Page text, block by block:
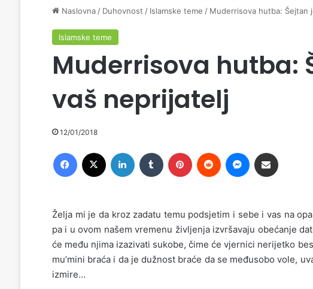
Naslovna / Duhovnost / Islamske teme / Muderrisova hutba: Šejtan
Islamske teme
Muderrisova hutba:
vaš neprijatelj
12/01/2018
Želja mi je da kroz zadatu temu podsjetim i sebe i vas na
pa i u ovom našem vremenu življenja izvršavaju obećanje
će među njima izazivati sukobe, čime će vjernici nerijetko
mu’mini braća i da je dužnost braće da se međusobo vole,
izmire…